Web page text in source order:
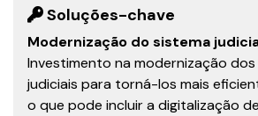
Soluções-chave
Modernização do sistema
Investimento na modernização
judiciais para torná-los mais
o que pode incluir a digitalização